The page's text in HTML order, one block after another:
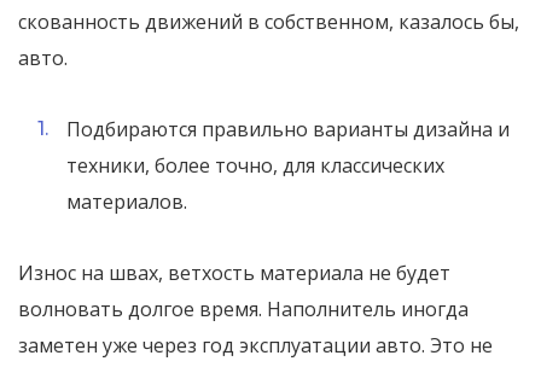
скованность движений в собственном, казалось бы,
авто.
Подбираются правильно варианты дизайна и
техники, более точно, для классических
материалов.
Износ на швах, ветхость материала не будет
волновать долгое время. Наполнитель иногда
заметен уже через год эксплуатации авто. Это не